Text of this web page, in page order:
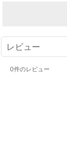
レビュー
0件のレビュー